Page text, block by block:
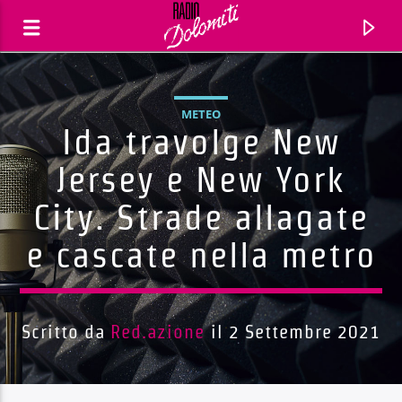
Traccia corrente
Titolo
Artista
METEO
Ida travolge New
Jersey e New York
City. Strade allagate
e cascate nella metro
Scritto da Red.azioneil 2 Settembre 2021